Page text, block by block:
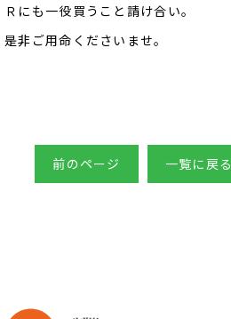
Ｒにも一役買うこと請け合い。
是非ご用命くださいませ。
前のページ 一覧に戻る